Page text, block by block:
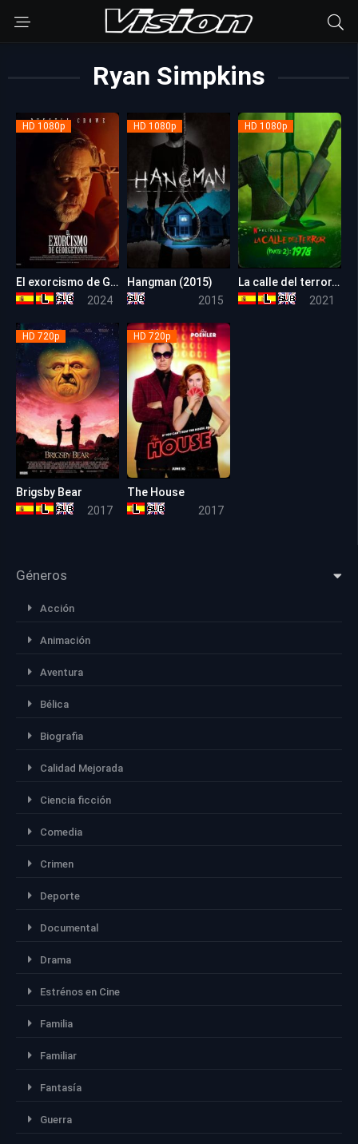
Ryan Simpkins
HD 1080p
El exorcismo de Georgetown
2024
4.8
HD 1080p
Hangman (2015)
2015
HD 1080p
La calle del terror, Parte 2: 1978
2021
HD 720p
Brigsby Bear
2017
HD 720p
The House
2017
Géneros
Acción
Animación
Aventura
Bélica
Biografia
Calidad Mejorada
Ciencia ficción
Comedia
Crimen
Deporte
Documental
Drama
Estrénos en Cine
Familia
Familiar
Fantasía
Guerra